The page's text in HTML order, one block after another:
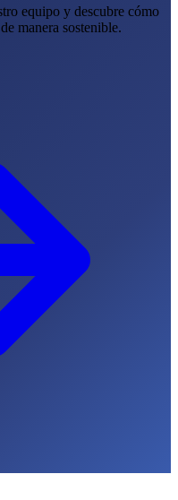
equipo y descubre cómo
manera sostenible.